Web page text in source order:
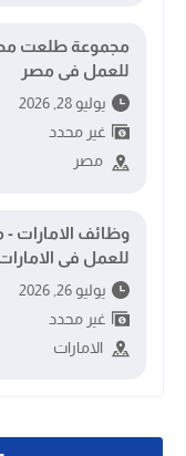
مجموعة طلعت
للعمل فى مصر
يوليو 28, 2026
غير محدد
مصر
وظائف الامارات -
للعمل فى
يوليو 26, 2026
غير محدد
الامارات